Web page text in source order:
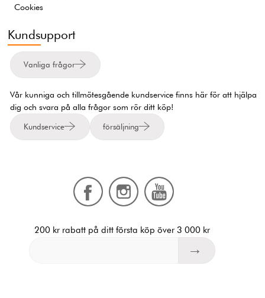
Cookies
Kundsupport
Vanliga frågor
Vår kunniga och tillmötesgående kundservice finns här för att hjälpa
dig och svara på alla frågor som rör ditt köp!
Kundservice försäljning
200 kr rabatt på ditt första köp över 3 000 kr